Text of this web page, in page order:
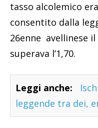
tasso alcolemico
consentito dalla
26enne avellinese
superava l’1,70.
Leggi anche:
leggende tra dei,